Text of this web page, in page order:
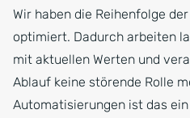
Wir haben die Reihenfolge
optimiert. Dadurch arbeiten
mit aktuellen Werten und
Ablauf keine störende Rolle
Automatisierungen ist das